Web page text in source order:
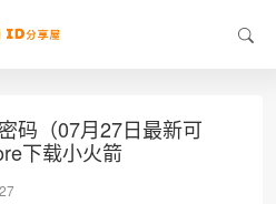
码（07月27日最新可
下载小火箭